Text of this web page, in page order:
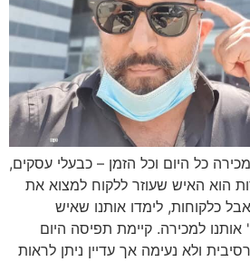
כל היום וכל הזמן – כבעלי עסקים,
הוא האיש שעוזר ללקוח למצוא את
כלקוחות, לימדו אותנו שאיש
למכירה. קיימת תפיסה היום
ולא נעימה אך עדיין ניתן לראות